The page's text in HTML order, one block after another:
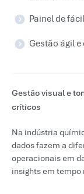
Painel de
Gestão ágil
Gestão visual e
críticos
Na indústria
dados fazem a
operacionais em
insights em tempo